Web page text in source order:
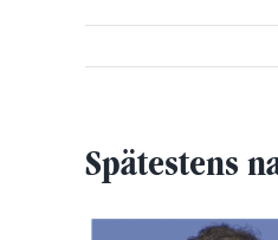
Spätestens